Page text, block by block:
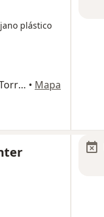
plástico
Pablo Sidar 617 (Sanatorio Venecia Torre Médica), Toluca • Mapa